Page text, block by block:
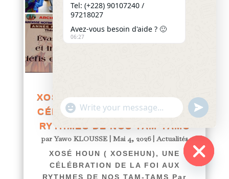
XOSÉ HOUN ( XOSEHUN), UNE
CÉLÉBRATION DE LA FOI AUX
RYTHMES DE NOS TAM-TAMS
parYawo KLOUSSE| Mai 4, 2026|Actualités
XOSÉ HOUN ( XOSEHUN), UNE
CÉLÉBRATION DE LA FOI AUX
RYTHMES DE NOS TAM-TAMS Par
Tel: (+228) 90107240 /
97218027
Avez-vous besoin d'aide ? 🙂
06:27
"+chaty_settings.lang.emoji_picker+"
WhatsApp
undefined